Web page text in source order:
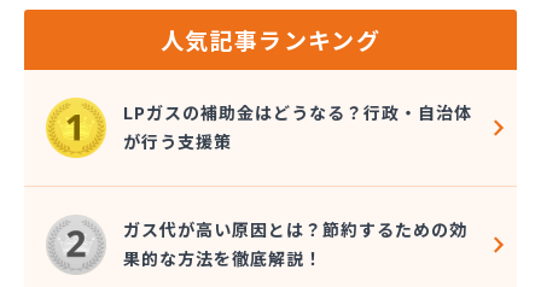
株式会社ガステム
株式会社ガスパル 岡崎販売所
株式会社カネコ
株式会社カネ庄
株式会社クラシアン岡崎支社
株式会社コクネ
株式会社コザカヤ 春日井営業所
株式会社コジマガス
株式会社コジマガス ライフアップサポート
株式会社コンプロ産工
人気記事ランキング
LPガスの補助金はどうなる？行政・自治体
が行う支援策
ガス代が高い原因とは？節約するための効
果的な方法を徹底解説！